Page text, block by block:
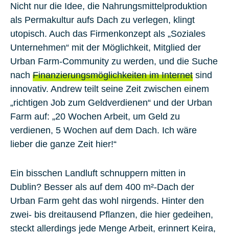
Nicht nur die Idee, die Nahrungsmittelproduktion
als Permakultur aufs Dach zu verlegen, klingt
utopisch. Auch das Firmenkonzept als „Soziales
Unternehmen“ mit der Möglichkeit, Mitglied der
Urban Farm-Community zu werden, und die Suche
nach Finanzierungsmöglichkeiten im Internet sind
innovativ. Andrew teilt seine Zeit zwischen einem
„richtigen Job zum Geldverdienen“ und der Urban
Farm auf: „20 Wochen Arbeit, um Geld zu
verdienen, 5 Wochen auf dem Dach. Ich wäre
lieber die ganze Zeit hier!“
Ein bisschen Landluft schnuppern mitten in
Dublin? Besser als auf dem 400 m²-Dach der
Urban Farm geht das wohl nirgends. Hinter den
zwei- bis dreitausend Pflanzen, die hier gedeihen,
steckt allerdings jede Menge Arbeit, erinnert Keira,